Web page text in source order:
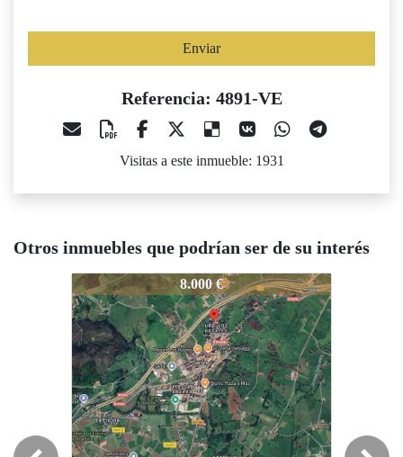
Enviar
Referencia: 4891-VE
Visitas a este inmueble: 1931
Otros inmuebles que podrían ser de su interés
4891-VE
8.000 €
4891-VE 6.900 €